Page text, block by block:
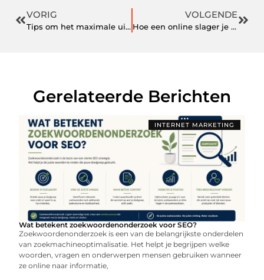
VORIG
Tips om het maximale uit je audio upgrade auto te halen
VOLGENDE
Hoe een online slager je leven kan vergemakkelijken
Gerelateerde Berichten
INTERNET MARKETING
Wat betekent zoekwoordenonderzoek voor SEO?
Zoekwoordenonderzoek is een van de belangrijkste onderdelen
van zoekmachineoptimalisatie. Het helpt je begrijpen welke
woorden, vragen en onderwerpen mensen gebruiken wanneer
ze online naar informatie,